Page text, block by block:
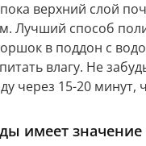
верхний слой
Лучший способ
в поддон с
влагу. Не
через 15-20 минут,
имеет значение